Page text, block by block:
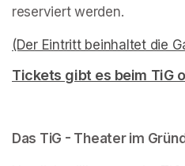
reserviert werden.
(Der Eintritt beinhaltet die
Tickets gibt es beim TiG
Das TiG - Theater im